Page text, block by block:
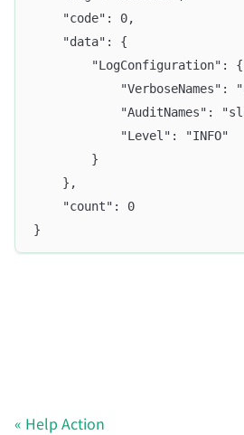
	"code": 0,
	"data": {
		"LogConfiguration": {
"VerboseNames":
"AuditNames":
			"Level": "INFO"
		}
	},
	"count": 0
}
Help Action